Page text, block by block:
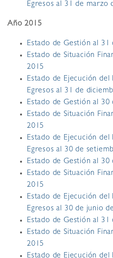
Egresos al 31 de marzo
Año 2015
Estado de Gestión al
Estado de Situación
2015
Estado de Ejecución
Egresos al 31 de
Estado de Gestión al
Estado de Situación
2015
Estado de Ejecución
Egresos al 30 de
Estado de Gestión al 30
Estado de Situación
2015
Estado de Ejecución
Egresos al 30 de junio
Estado de Gestión al 31
Estado de Situación
2015
Estado de Ejecución